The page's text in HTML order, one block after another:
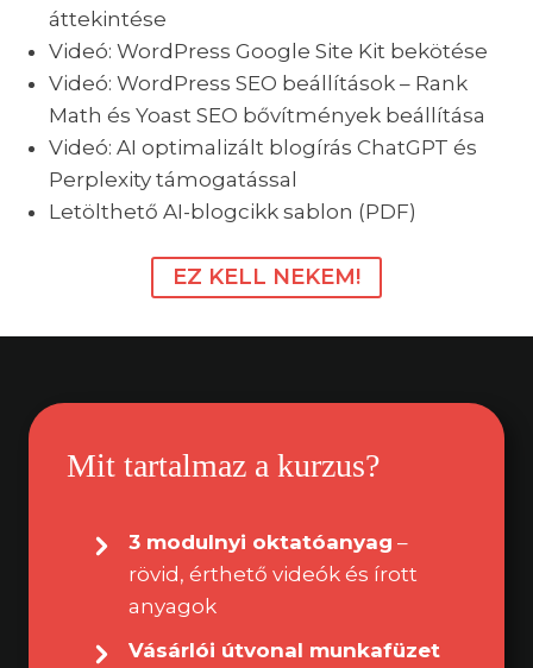
áttekintése
Videó: WordPress Google Site Kit bekötése
Videó: WordPress SEO beállítások – Rank
Math és Yoast SEO bővítmények beállítása
Videó: AI optimalizált blogírás ChatGPT és
Perplexity támogatással
Letölthető AI-blogcikk sablon (PDF)
EZ KELL NEKEM!
Mit tartalmaz a kurzus?
3 modulnyi oktatóanyag –
rövid, érthető videók és írott
anyagok
Vásárlói útvonal munkafüzet